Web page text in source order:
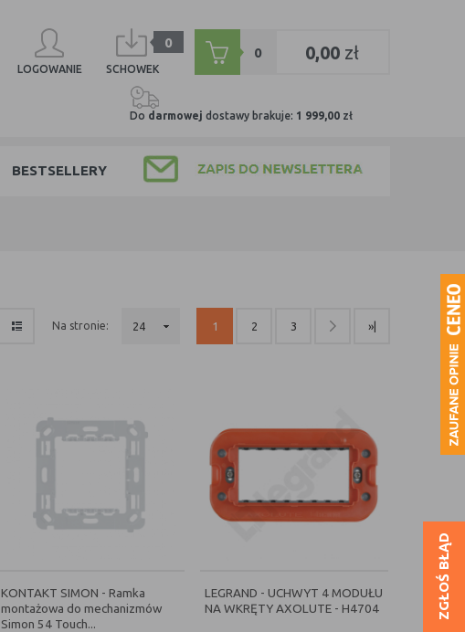
LOGOWANIE
0
SCHOWEK
0 0,00 zł
Do darmowej dostawy brakuje: 1 999,00 zł
BESTSELLERY
na stronie: 24 1 2 3 »|
KONTAKT SIMON - Ramka
montażowa do mechanizmów
Simon 54 Touch...
LEGRAND - UCHWYT 4 MODUŁU
NA WKRĘTY AXOLUTE - H4704
ZGŁOŚ BŁĄD